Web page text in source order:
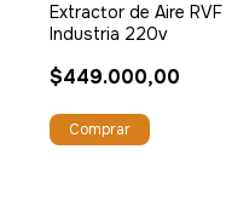
Extractor de Aire
Industria 220v
$449.000,00